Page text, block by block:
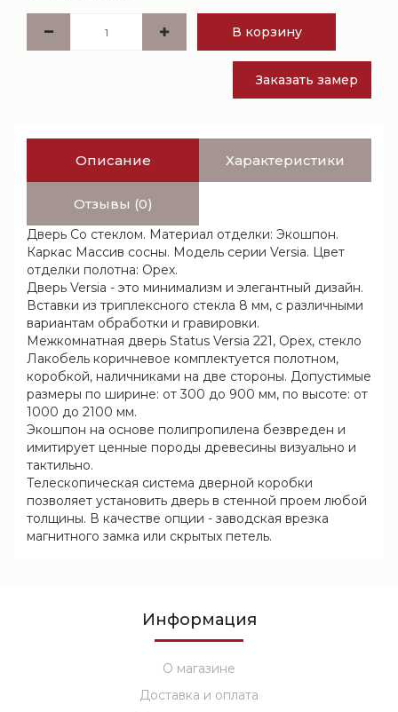
В корзину
Заказать замер
Описание Характеристики
Отзывы (0)
Дверь Со стеклом. Материал отделки: Экошпон.
Каркас Массив сосны. Модель серии Versia. Цвет
отделки полотна: Орех.
Дверь Versia - это минимализм и элегантный дизайн.
Вставки из триплексного стекла 8 мм, с различными
вариантам обработки и гравировки.
Межкомнатная дверь Status Versia 221, Орех, стекло
Лакобель коричневое комплектуется полотном,
коробкой, наличниками на две стороны. Допустимые
размеры по ширине: от 300 до 900 мм, по высоте: от
1000 до 2100 мм.
Экошпон на основе полипропилена безвреден и
имитирует ценные породы древесины визуально и
тактильно.
Телескопическая система дверной коробки
позволяет установить дверь в стенной проем любой
толщины. В качестве опции - заводская врезка
магнитного замка или скрытых петель.
Информация
О магазине
Доставка и оплата